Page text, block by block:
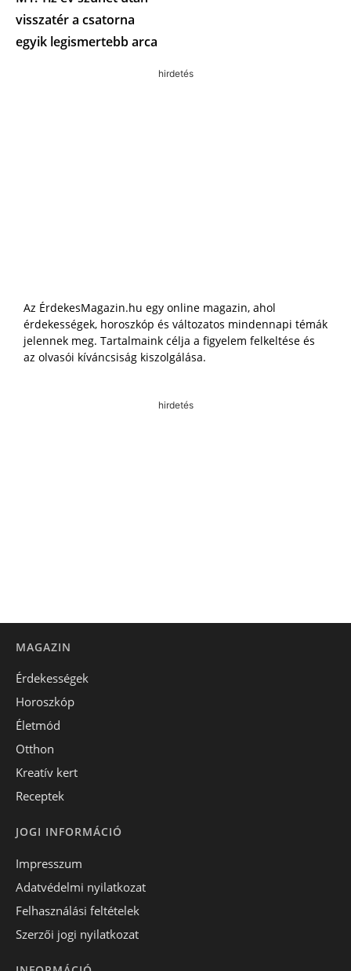
visszatér a csatorna
egyik legismertebb arca
hirdetés
Az ÉrdekesMagazin.hu egy online magazin, ahol
érdekességek, horoszkóp és változatos mindennapi témák
jelennek meg. Tartalmaink célja a figyelem felkeltése és
az olvasói kíváncsiság kiszolgálása.
hirdetés
MAGAZIN
Érdekességek
Horoszkóp
Életmód
Otthon
Kreatív kert
Receptek
JOGI INFORMÁCIÓ
Impresszum
Adatvédelmi nyilatkozat
Felhasználási feltételek
Szerzői jogi nyilatkozat